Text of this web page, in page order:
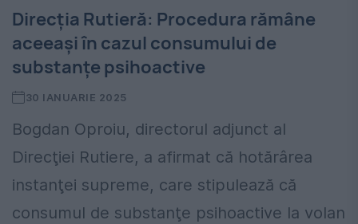
Direcţia Rutieră: Procedura rămâne
aceeaşi în cazul consumului de
substanţe psihoactive
30 IANUARIE 2025
Bogdan Oproiu, directorul adjunct al
Direcţiei Rutiere, a afirmat că hotărârea
instanţei supreme, care stipulează că
consumul de substanţe psihoactive la volan